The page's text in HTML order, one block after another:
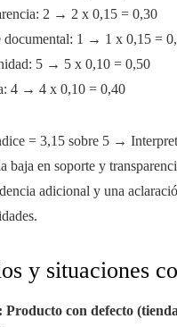
2 → 2 x 0,15 = 0,30
documental: 1 → 1 x 0,15 =
5 → 5 x 0,10 = 0,50
4 → 4 x 0,10 = 0,40
= 3,15 sobre 5 →
baja en soporte y
adicional y una
y situaciones
Producto con defecto